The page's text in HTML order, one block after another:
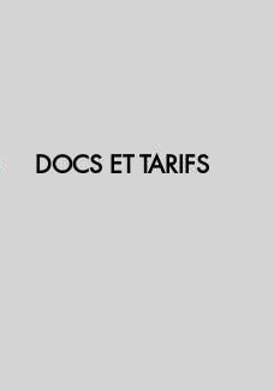
DOCS ET TARIFS